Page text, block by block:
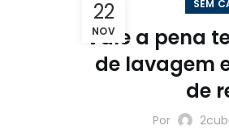
VIEW MORE
22
NOV
SEM
Vale a pena
de lavagem
de
Por